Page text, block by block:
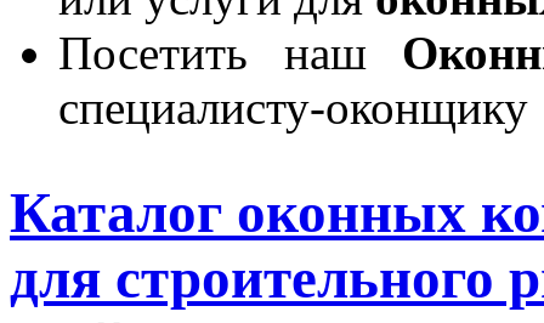
Посетить наш
специалисту-оконщику
Каталог оконных
для строительного